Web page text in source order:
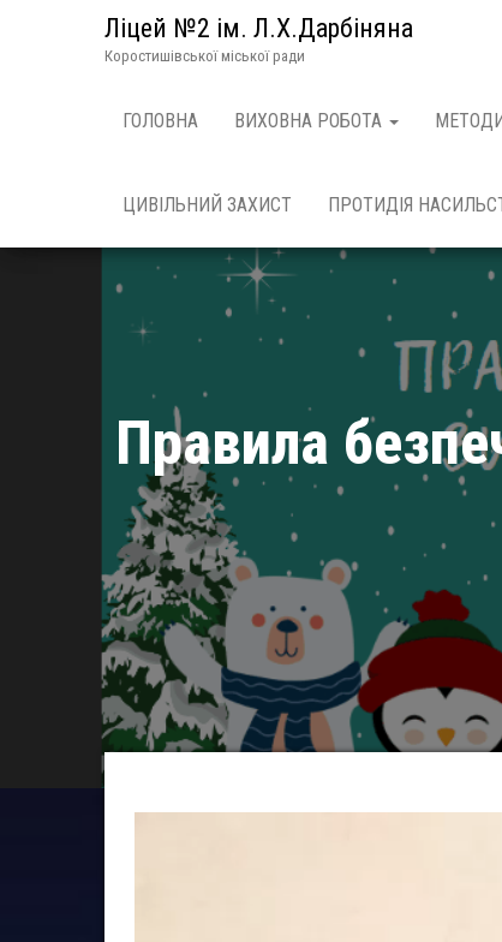
Ліцей №2 ім. Л.Х.Дарбіняна
Коростишівської міської ради
ГОЛОВНА ВИХОВНА РОБОТА
ЦИВІЛЬНИЙ ЗАХИСТ ПРОТИДІЯ
Правила